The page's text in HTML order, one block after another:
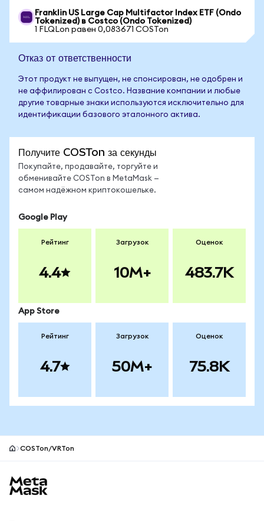
Franklin US Large Cap Multifactor Index ETF (Ondo
Tokenized) в Costco (Ondo Tokenized)
1 FLQLon равен 0,083671 COSTon
Отказ от ответственности
Этот продукт не выпущен, не спонсирован, не одобрен и
не аффилирован с Costco. Название компании и любые
другие товарные знаки используются исключительно для
идентификации базового эталонного актива.
Получите COSTon за секунды
Покупайте, продавайте, торгуйте и
обменивайте COSTon в MetaMask —
самом надёжном криптокошельке.
Google Play
Рейтинг
4.4
Загрузок
10M+
Оценок
483.7K
App Store
Рейтинг
4.7
Загрузок
50M+
Оценок
75.8K
COSTon/VRTon